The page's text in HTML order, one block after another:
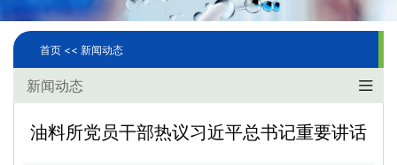
科学研究
人才队伍
首页 << 新闻动态
新闻动态
油料所党员干部热议习近平总书记重要讲话